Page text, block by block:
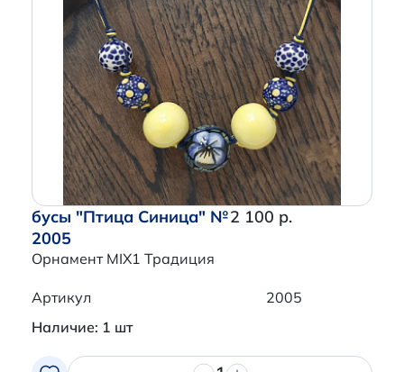
бусы "Птица Синица" №
2005
Орнамент MIX1 Традиция
2 100 р.
Артикул
2005
Наличие: 1 шт